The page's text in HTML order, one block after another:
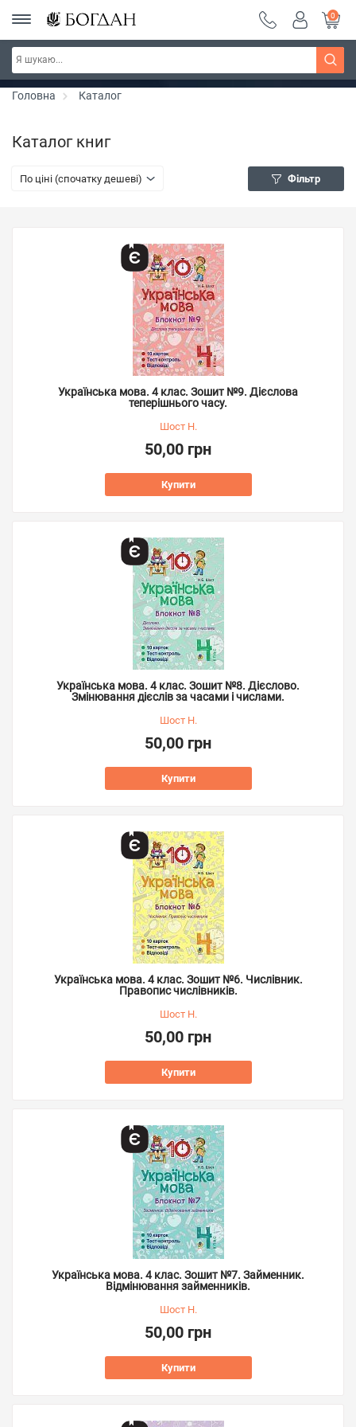
Серія "Чейзіана" ~ знижка 20%
0
Головна Каталог
Каталог книг
По ціні (спочатку дешеві) Фільтр
Українська мова. 4 клас. Зошит №9. Дієслова
теперішнього часу.
Шост Н.
50,00 грн
Купити
Українська мова. 4 клас. Зошит №8. Дієслово.
Змінювання дієслів за часами і числами.
Шост Н.
50,00 грн
Купити
Українська мова. 4 клас. Зошит №6. Числівник.
Правопис числівників.
Шост Н.
50,00 грн
Купити
Українська мова. 4 клас. Зошит №7. Займенник.
Відмінювання займенників.
Шост Н.
50,00 грн
Купити